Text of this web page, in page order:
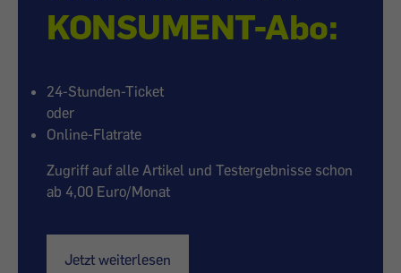
KONSUMENT-Abo:
24-Stunden-Ticket
oder
Online-Flatrate
Zugriff auf alle Artikel und Testergebnisse schon
ab 4,00 Euro/Monat
Jetzt weiterlesen